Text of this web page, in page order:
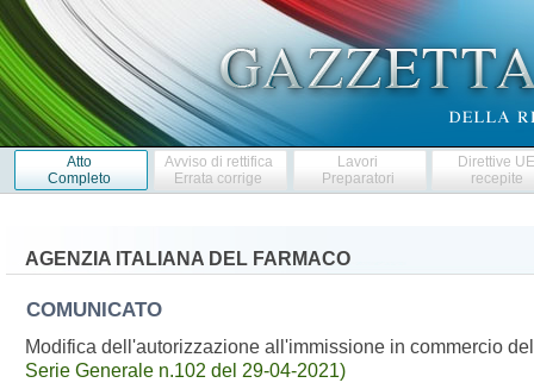
Atto
Completo
Avviso di rettifica
Errata corrige
Lavori
Preparatori
Direttive
recepite
AGENZIA ITALIANA DEL FARMACO
COMUNICATO
Modifica dell'autorizzazione all'immissione in commercio
Serie Generale n.102 del 29-04-2021)